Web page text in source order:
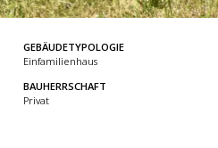
GEBÄUDETYPOLOGIE
Einfamilienhaus
BAUHERRSCHAFT
Privat